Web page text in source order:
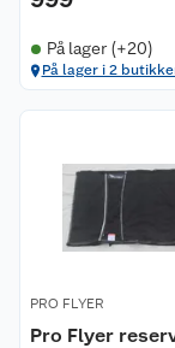
På lager (+20)
På lager i 2
PRO FLYER
Pro Flyer